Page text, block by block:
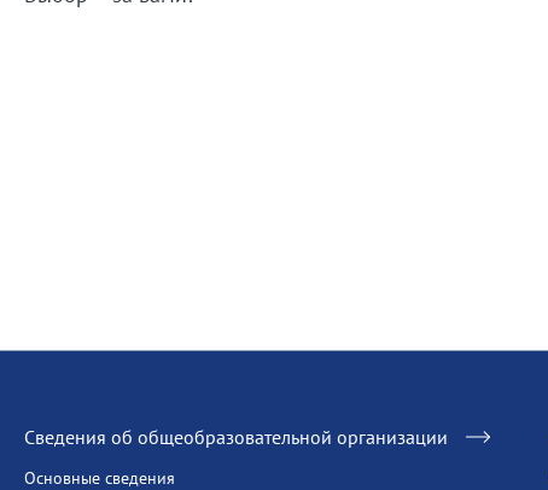
Сведения об общеобразовательной организации
Основные сведения